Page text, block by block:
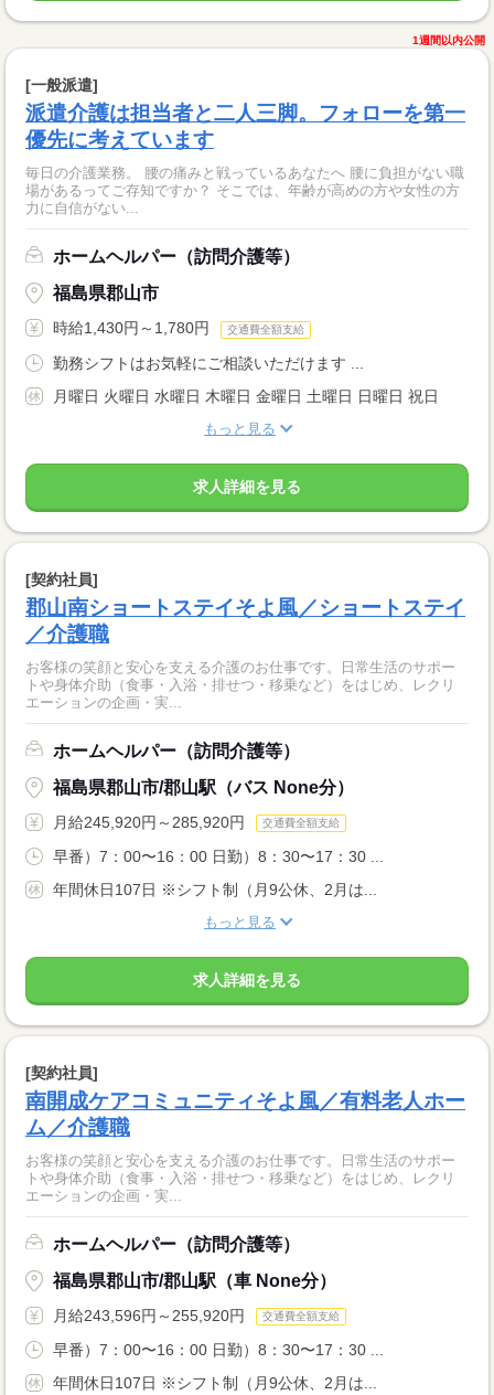
1週間以内公開
[一般派遣]
派遣介護は担当者と二人三脚。フォローを第一
優先に考えています
毎日の介護業務。 腰の痛みと戦っているあなたへ 腰に負担がない職
場があるってご存知ですか？ そこでは、年齢が高めの方や女性の方
力に自信がない...
ホームヘルパー（訪問介護等）
福島県郡山市
時給1,430円～1,780円 交通費全額支給
勤務シフトはお気軽にご相談いただけます ...
月曜日 火曜日 水曜日 木曜日 金曜日 土曜日 日曜日 祝日
もっと見る
求人詳細を見る
[契約社員]
郡山南ショートステイそよ風／ショートステイ
／介護職
お客様の笑顔と安心を支える介護のお仕事です。日常生活のサポー
トや身体介助（食事・入浴・排せつ・移乗など）をはじめ、レクリ
エーションの企画・実...
ホームヘルパー（訪問介護等）
福島県郡山市/郡山駅（バス None分）
月給245,920円～285,920円 交通費全額支給
早番）7：00〜16：00 日勤）8：30〜17：30 ...
年間休日107日 ※シフト制（月9公休、2月は...
もっと見る
求人詳細を見る
[契約社員]
南開成ケアコミュニティそよ風／有料老人ホー
ム／介護職
お客様の笑顔と安心を支える介護のお仕事です。日常生活のサポー
トや身体介助（食事・入浴・排せつ・移乗など）をはじめ、レクリ
エーションの企画・実...
ホームヘルパー（訪問介護等）
福島県郡山市/郡山駅（車 None分）
月給243,596円～255,920円 交通費全額支給
早番）7：00〜16：00 日勤）8：30〜17：30 ...
年間休日107日 ※シフト制（月9公休、2月は...